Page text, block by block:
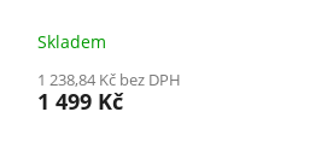
Skladem
1 238,84 Kč bez DPH
1 499 Kč